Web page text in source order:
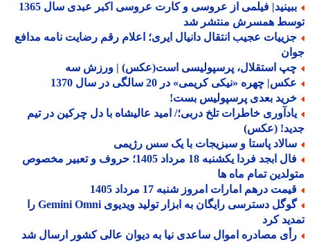
ببینید| فیلمی از عروسی و کارت عروسی اکبر عبدی سال 1365
همسرش منتشر شد
عجیب انتقال دانیال ایری؛ اعلام رقم رضایت نامه مدافع
استقلال، پرسپولیسی است(عکس) | ورزش سه
چهره «نیکی کریمی» در 20 سالگی در سال 1370
بعدی پرسپولیس بست!
خاطرات تلخ دربی؛/ امید عالیشاه با دل چرکین در تیم
(عکس)
پاستا و سبزیجات با یک سس رژیمی
فال ابجد فردا یکشنبه 18 مرداد 1405؛ حروف و تعبیر مخصوص
تمام ماه ها
درهم امارات امروز شنبه 17 مرداد 1405
گوگل دسترسی رایگان به ابزار تولید ویدیوی Gemini Omni را
کرد
مصادره اموال ساعدی نیا به دیوان عالی کشور ارسال شد